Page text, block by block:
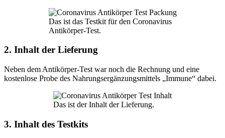
Das ist das Testkit für den Coronavirus
Antikörper-Test.
2. Inhalt der Lieferung
Neben dem Antikörper-Test war noch die Rechnung und eine
kostenlose Probe des Nahrungsergänzungsmittels „Immune“ dabei.
Das ist der Inhalt der Lieferung.
3. Inhalt des Testkits